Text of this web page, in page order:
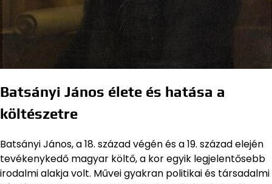
Batsányi János élete és hatása a
költészetre
Batsányi János, a 18. század végén és a 19. század elején
tevékenykedő magyar költő, a kor egyik legjelentősebb
irodalmi alakja volt. Művei gyakran politikai és társadalmi